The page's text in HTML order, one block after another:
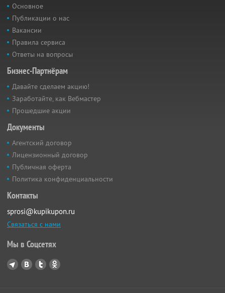
Основное
Публикации о нас
Вакансии
Правила сервиса
Ответы на вопросы
Бизнес-Партнёрам
Давайте сделаем акцию!
Заработайте, как Вебмастер
Прошедшие акции
Документы
Агентский договор
Лицензионный договор
Публичная оферта
Политика конфиденциальности
Контакты
sprosi@kupikupon.ru
Связаться с нами
Мы в Соцсетях